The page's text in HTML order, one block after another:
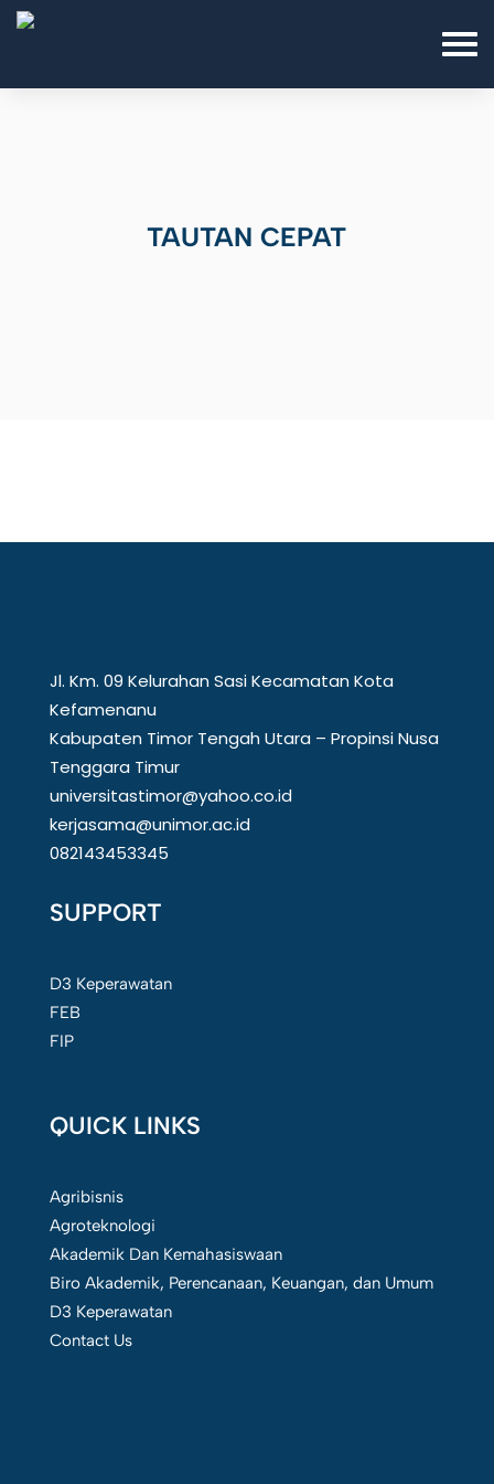
TAUTAN CEPAT
Jl. Km. 09 Kelurahan Sasi Kecamatan Kota
Kefamenanu
Kabupaten Timor Tengah Utara – Propinsi Nusa
Tenggara Timur
universitastimor@yahoo.co.id
kerjasama@unimor.ac.id
082143453345
SUPPORT
D3 Keperawatan
FEB
FIP
QUICK LINKS
Agribisnis
Agroteknologi
Akademik Dan Kemahasiswaan
Biro Akademik, Perencanaan, Keuangan, dan Umum
D3 Keperawatan
Contact Us